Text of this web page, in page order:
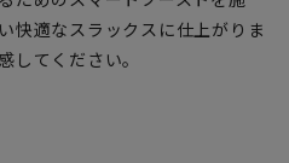
快適なスラックスに仕上がりま
してください。